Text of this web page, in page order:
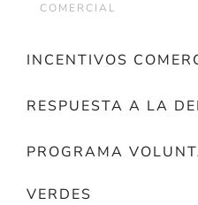
COMERCIAL
INCENTIVOS
RESPUESTA A LA
PROGRAMA
VERDES